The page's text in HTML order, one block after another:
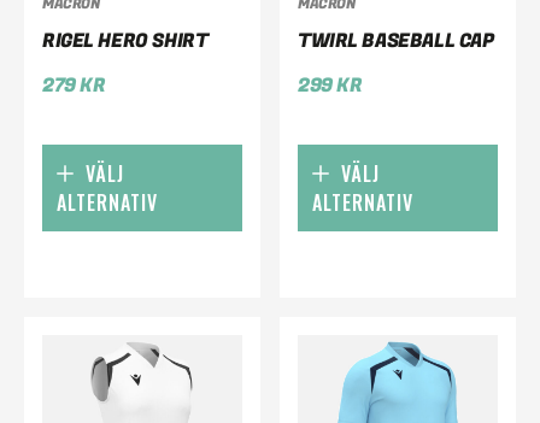
RIGEL HERO SHIRT
279KR
VÄLJ
ALTERNATIV
TWIRL BASEBALL CAP
299KR
VÄLJ
ALTERNATIV